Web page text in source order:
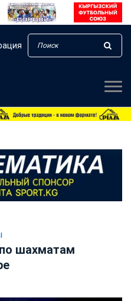
шахматам